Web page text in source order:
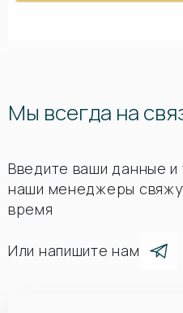
Мы всегда на
Введите ваши данные
наши менеджеры
время
Или напишите нам